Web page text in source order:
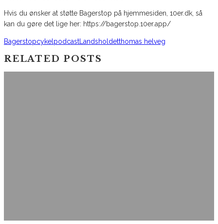
Hvis du ønsker at støtte Bagerstop på hjemmesiden, 10er.dk, så
kan du gøre det lige her: https://bagerstop.10er.app/
Bagerstopcykelpodcast Landsholdetthomas helveg
RELATED POSTS